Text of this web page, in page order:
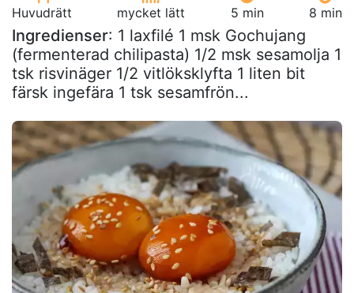
Huvudrätt mycket lätt 5 min 8 min
Ingredienser: 1 laxfilé 1 msk Gochujang
(fermenterad chilipasta) 1/2 msk sesamolja 1
tsk risvinäger 1/2 vitlöksklyfta 1 liten bit
färsk ingefära 1 tsk sesamfrön...